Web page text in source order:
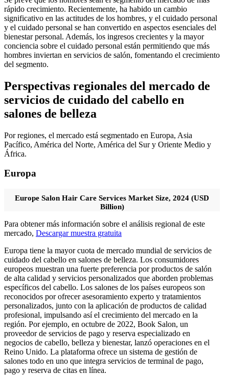
rápido crecimiento. Recientemente, ha habido un cambio
significativo en las actitudes de los hombres, y el cuidado personal
y el cuidado personal se han convertido en aspectos esenciales del
bienestar personal. Además, los ingresos crecientes y la mayor
conciencia sobre el cuidado personal están permitiendo que más
hombres inviertan en servicios de salón, fomentando el crecimiento
del segmento.
Perspectivas regionales del mercado de
servicios de cuidado del cabello en
salones de belleza
Por regiones, el mercado está segmentado en Europa, Asia
Pacífico, América del Norte, América del Sur y Oriente Medio y
África.
Europa
Europe Salon Hair Care Services Market Size, 2024 (USD
Billion)
Para obtener más información sobre el análisis regional de este
mercado, Descargar muestra gratuita
Europa tiene la mayor cuota de mercado mundial de servicios de
cuidado del cabello en salones de belleza. Los consumidores
europeos muestran una fuerte preferencia por productos de salón
de alta calidad y servicios personalizados que aborden problemas
específicos del cabello. Los salones de los países europeos son
reconocidos por ofrecer asesoramiento experto y tratamientos
personalizados, junto con la aplicación de productos de calidad
profesional, impulsando así el crecimiento del mercado en la
región. Por ejemplo, en octubre de 2022, Book Salon, un
proveedor de servicios de pago y reserva especializado en
negocios de cabello, belleza y bienestar, lanzó operaciones en el
Reino Unido. La plataforma ofrece un sistema de gestión de
salones todo en uno que integra servicios de terminal de pago,
pago y reserva de citas en línea.